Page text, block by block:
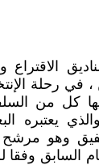
، في رحلة
كل من
يعتبره
وهو مرشح
السابق وفقا